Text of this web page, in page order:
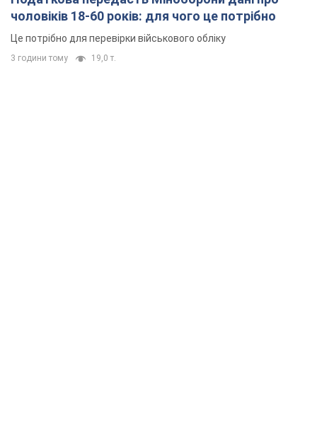
чоловіків 18-60 років: для чого це потрібно
Це потрібно для перевірки військового обліку
3 години тому 19,0 т.